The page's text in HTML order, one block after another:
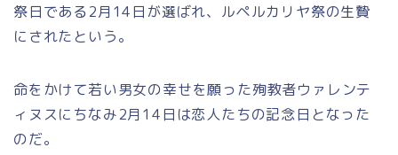
祭日である2月14日が選ばれ、ルペルカリヤ祭の生贄
にされたという。
命をかけて若い男女の幸せを願った殉教者ウァレンテ
ィヌスにちなみ2月14日は恋人たちの記念日となった
のだ。